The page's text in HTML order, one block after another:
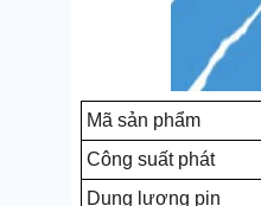
Mã sản phẩm
Công suất phát
Dung lượng pin